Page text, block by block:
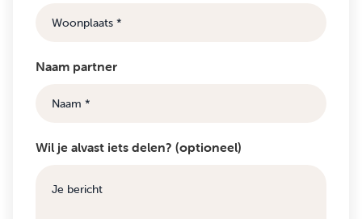
Naam partner
Wil je alvast iets delen? (optioneel)